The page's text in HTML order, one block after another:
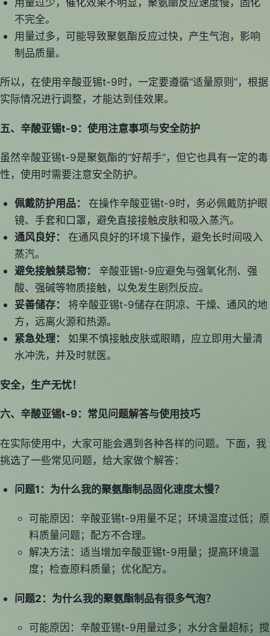
不完全。
用量过多，可能导致聚氨酯反应过快，产生气泡，影响
制品质量。
所以，在使用辛酸亚锡t-9时，一定要遵循“适量原则”，根据
实际情况进行调整，才能达到佳效果。
五、辛酸亚锡t-9：使用注意事项与安全防护
虽然辛酸亚锡t-9是聚氨酯的“好帮手”，但它也具有一定的毒
性，使用时需要注意安全防护。
佩戴防护用品：
在操作辛酸亚锡t-9时，务必佩戴防护眼
镜、手套和口罩，避免直接接触皮肤和吸入蒸汽。
通风良好：
在通风良好的环境下操作，避免长时间吸入
蒸汽。
避免接触禁忌物：
辛酸亚锡t-9应避免与强氧化剂、强
酸、强碱等物质接触，以免发生剧烈反应。
妥善储存：
将辛酸亚锡t-9储存在阴凉、干燥、通风的地
方，远离火源和热源。
紧急处理：
如果不慎接触皮肤或眼睛，应立即用大量清
水冲洗，并及时就医。
安全，生产无忧！
六、辛酸亚锡t-9：常见问题解答与使用技巧
在实际使用中，大家可能会遇到各种各样的问题。下面，我
挑选了一些常见问题，给大家做个解答：
问题1：为什么我的聚氨酯制品固化速度太慢？
可能原因：辛酸亚锡t-9用量不足；环境温度过低；原
料质量问题；配方不合理。
解决方法：适当增加辛酸亚锡t-9用量；提高环境温
度；检查原料质量；优化配方。
问题2：为什么我的聚氨酯制品有很多气泡？
可能原因：辛酸亚锡t-9用量过多；水分含量超标；搅